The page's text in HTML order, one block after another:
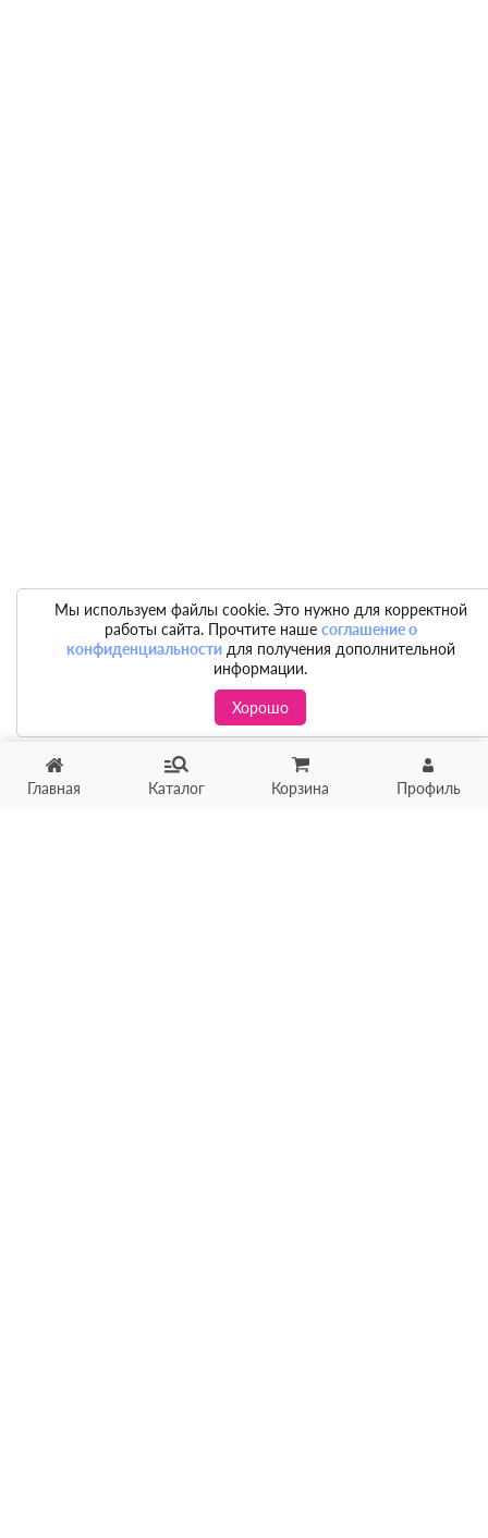
Главная Каталог Корзина Профиль
Мы используем файлы cookie. Это нужно для корректной
работы сайта. Прочтите наше соглашение о
конфиденциальностидля получения дополнительной
информации.
Хорошо